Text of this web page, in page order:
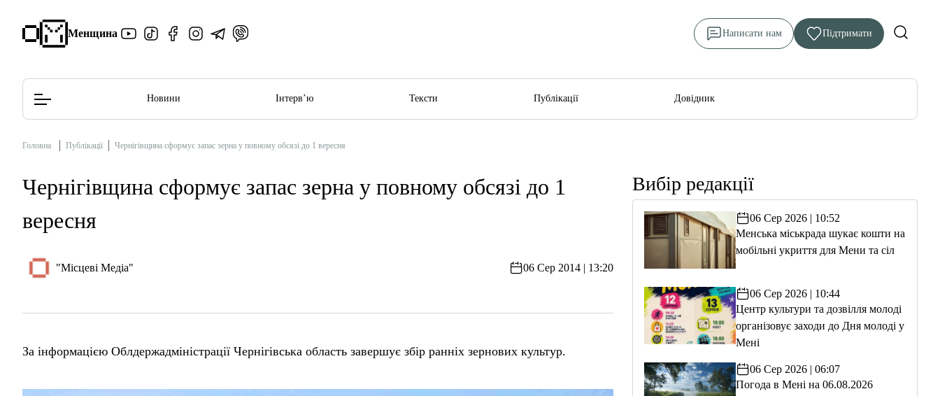
Менщина Написати нам Підтримати
Редакційна політика
Новини Інтерв’ю Тексти Публікації Довідник
Головна Публікації Чернігівщина сформує запас зерна у повному обсязі до 1 вересня
Чернігівщина сформує запас зерна у повному обсязі до 1
вересня
"Місцеві Медіа" 06 Сер 2014 | 13:20
За інформацією Облдержадміністрації Чернігівська область завершує збір ранніх зернових культур.
Вибір редакції
06 Сер 2026 | 10:52
Менська міськрада шукає кошти на
мобільні укриття для Мени та сіл
06 Сер 2026 | 10:44
Центр культури та дозвілля молоді
організовує заходи до Дня молоді у
Мені
06 Сер 2026 | 06:07
Погода в Мені на 06.08.2026